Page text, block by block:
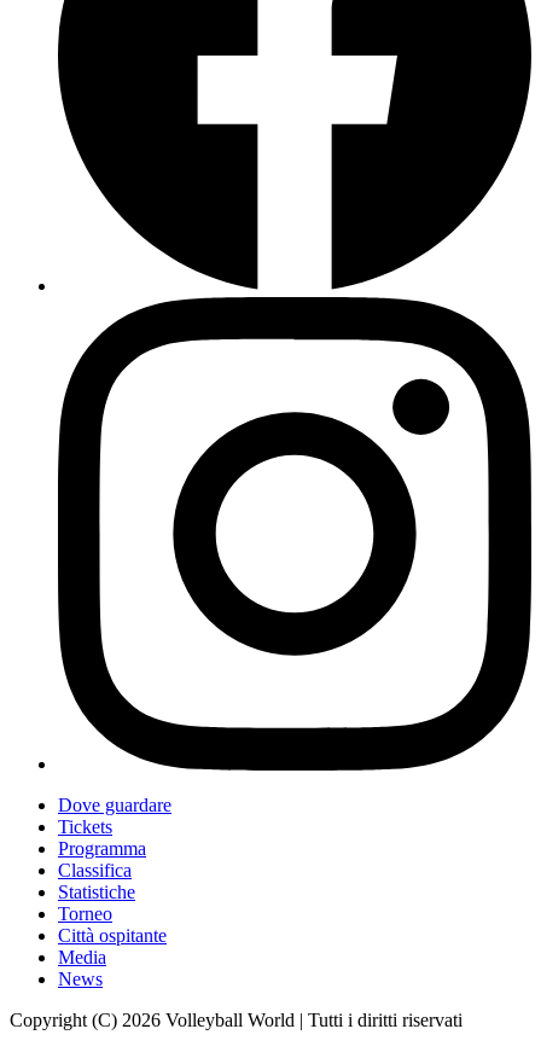
Dove guardare
Tickets
Programma
Classifica
Statistiche
Torneo
Città ospitante
Media
News
Copyright (C) 2026 Volleyball World | Tutti i diritti riservati